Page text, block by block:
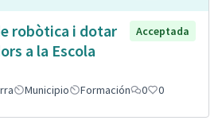
robòtica i dotar
a la Escola
Acceptada
Municipio Formación 0 0